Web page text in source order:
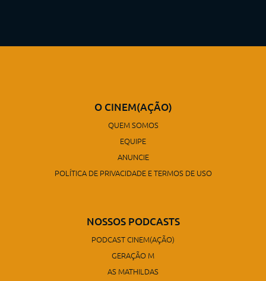
O CINEM(AÇÃO)
QUEM SOMOS
EQUIPE
ANUNCIE
POLÍTICA DE PRIVACIDADE E TERMOS DE USO
NOSSOS PODCASTS
PODCAST CINEM(AÇÃO)
GERAÇÃO M
AS MATHILDAS